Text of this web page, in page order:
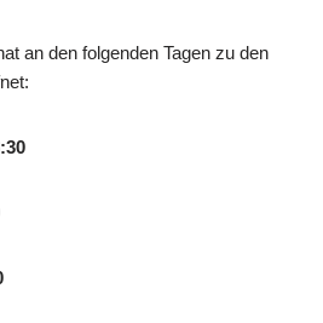
an den folgenden Tagen zu den